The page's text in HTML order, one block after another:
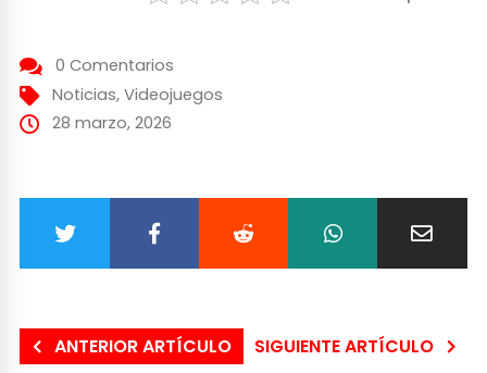
0 Comentarios
Noticias, Videojuegos
28 marzo, 2026
ANTERIOR ARTÍCULO SIGUIENTE ARTÍCULO